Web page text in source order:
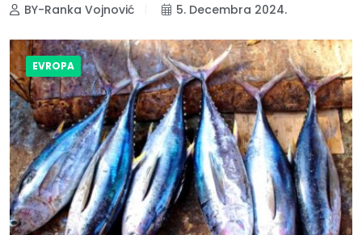
BY-Ranka Vojnović 5. Decembra 2024.
EVROPA